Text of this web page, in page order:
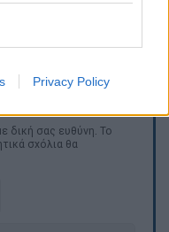
Privacy Policy
δική σας ευθύνη. Το
σχόλια θα